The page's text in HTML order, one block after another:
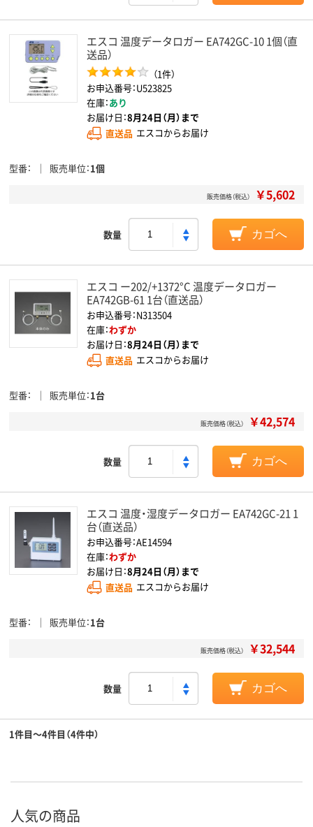
エスコ 温度データロガー EA742GC-10 1個（直
送品）
（1件）
お申込番号：U523825
在庫：あり
お届け日：8月24日（月）まで
直送品 エスコからお届け
型番 販売単位 1個
販売価格（税込） ￥5,602
数量 カゴへ
エスコ ー202/+1372°C 温度データロガー
EA742GB-61 1台（直送品）
お申込番号：N313504
在庫：わずか
お届け日：8月24日（月）まで
直送品 エスコからお届け
型番 販売単位 1台
販売価格（税込） ￥42,574
数量 カゴへ
エスコ 温度・湿度データロガー EA742GC-21 1
台（直送品）
お申込番号：AE14594
在庫：わずか
お届け日：8月24日（月）まで
直送品 エスコからお届け
型番 販売単位 1台
販売価格（税込） ￥32,544
数量 カゴへ
1件目～4件目（4件中）
人気の商品